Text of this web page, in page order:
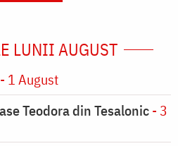
LUNII AUGUST
- 1 August
Teodora din Tesalonic- 3